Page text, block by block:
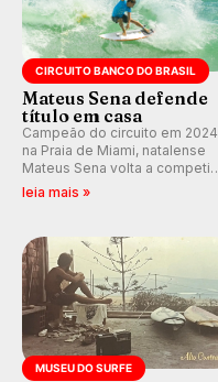
CIRCUITO BANCO DO BRASIL
Mateus Sena defende
título em casa
Campeão do circuito em 2024
na Praia de Miami, natalense
Mateus Sena volta a competir
em casa em busca de manter a
hegemonia potiguar em etapa
leia mais »
MUSEU DO SURFE